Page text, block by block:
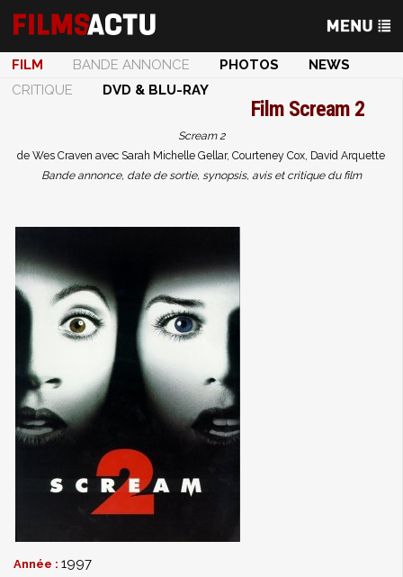
FILM BANDE ANNONCE PHOTOS
NEWS
CRITIQUE
DVD & BLU-RAY
Film Scream 2
Scream 2
de Wes Craven avec Sarah Michelle Gellar, Courteney Cox, David Arquette
Bande annonce, date de sortie, synopsis, avis et critique du film
Année : 1997